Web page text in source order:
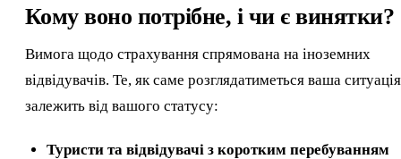
Кому воно потрібне, і чи є винятки?
Вимога щодо страхування спрямована на іноземних
відвідувачів. Те, як саме розглядатиметься ваша
залежить від вашого статусу:
Туристи та відвідувачі з коротким перебуванням